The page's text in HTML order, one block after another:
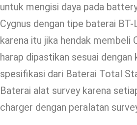
untuk mengisi daya pada
Cygnus dengan tipe baterai
karena itu jika hendak membeli
harap dipastikan sesuai dengan
spesifikasi dari Baterai Total
Baterai alat survey karena
charger dengan peralatan